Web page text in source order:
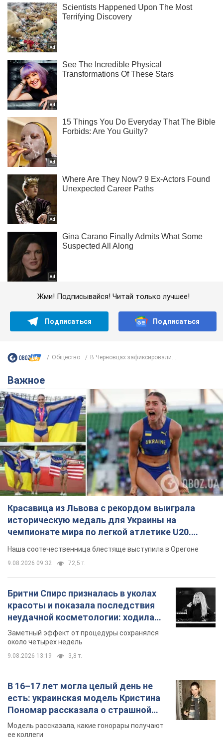
Жми! Подписывайся! Читай только лучшее!
Подписаться Подписаться
Общество В Черновцах зафиксировали...
Важное
Красавица из Львова с рекордом выиграла
историческую медаль для Украины на
чемпионате мира по легкой атлетике U20.
Видео
Наша соотечественница блестяще выступила в Орегоне
9.08.2026 09:32 72,5 т.
Бритни Спирс призналась в уколах
красоты и показала последствия
неудачной косметологии: ходила
так почти месяц
Заметный эффект от процедуры сохранялся
около четырех недель
9.08.2026 13:19 3,8 т.
В 16–17 лет могла целый день не
есть: украинская модель Кристина
Пономар рассказала о страшной
стороне модельной карьеры
Модель рассказала, какие гонорары получают
ее коллеги